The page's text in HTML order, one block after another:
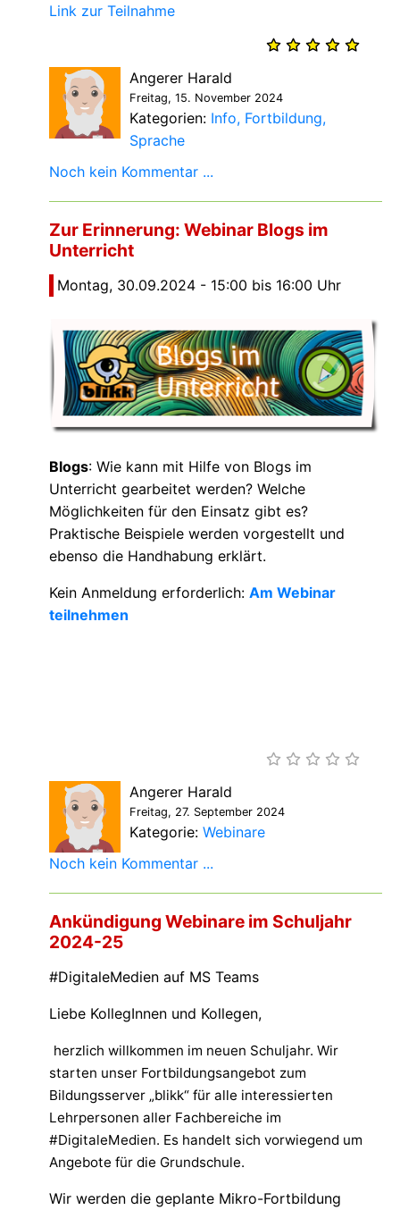
Link zur Teilnahme
Angerer Harald
Freitag, 15. November 2024
Kategorien: Info Fortbildung
Sprache
Noch kein Kommentar ...
Zur Erinnerung: Webinar Blogs im
Unterricht
Montag, 30.09.2024 - 15:00 bis 16:00 Uhr
Blogs: Wie kann mit Hilfe von Blogs im
Unterricht gearbeitet werden? Welche
Möglichkeiten für den Einsatz gibt es?
Praktische Beispiele werden vorgestellt und
ebenso die Handhabung erklärt.
Kein Anmeldung erforderlich: Am Webinar
teilnehmen
Angerer Harald
Freitag, 27. September 2024
Kategorie: Webinare
Noch kein Kommentar ...
Ankündigung Webinare im Schuljahr
2024-25
#DigitaleMedien auf MS Teams
Liebe KollegInnen und Kollegen,
herzlich willkommen im neuen Schuljahr. Wir
starten unser Fortbildungsangebot zum
Bildungsserver „blikk“ für alle interessierten
Lehrpersonen aller Fachbereiche im
#DigitaleMedien. Es handelt sich vorwiegend um
Angebote für die Grundschule.
Wir werden die geplante Mikro-Fortbildung